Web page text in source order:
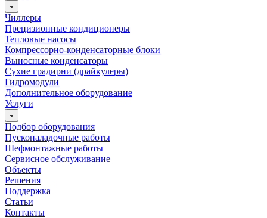
Чиллеры
Прецизионные кондиционеры
Тепловые насосы
Компрессорно-конденсаторные блоки
Выносные конденсаторы
Сухие градирни (драйкулеры)
Гидромодули
Дополнительное оборудование
Услуги
Подбор оборудования
Пусконаладочные работы
Шефмонтажные работы
Сервисное обслуживание
Объекты
Решения
Поддержка
Статьи
Контакты